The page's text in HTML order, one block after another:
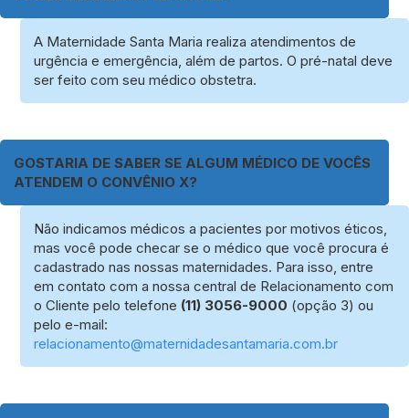
A Maternidade Santa Maria realiza atendimentos de
urgência e emergência, além de partos. O pré-natal deve
ser feito com seu médico obstetra.
GOSTARIA DE SABER SE ALGUM MÉDICO DE VOCÊS
ATENDEM O CONVÊNIO X?
Não indicamos médicos a pacientes por motivos éticos,
mas você pode checar se o médico que você procura é
cadastrado nas nossas maternidades. Para isso, entre
em contato com a nossa central de Relacionamento com
o Cliente pelo telefone (11) 3056-9000 (opção 3) ou
pelo e-mail:
relacionamento@maternidadesantamaria.com.br